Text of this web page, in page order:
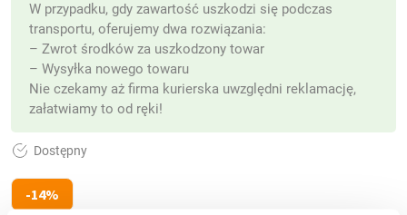
-14%
Dostępny
W przypadku, gdy zawartość uszkodzi się podczas
transportu, oferujemy dwa rozwiązania:
– Zwrot środków za uszkodzony towar
– Wysyłka nowego towaru
Nie czekamy aż firma kurierska uwzględni reklamację,
załatwiamy to od ręki!